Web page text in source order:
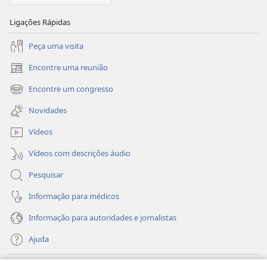
Ligações Rápidas
Peça uma visita
Encontre uma reunião
(abre
uma
nova
janela)
Encontre um congresso
(abre
uma
nova
janela)
Novidades
Vídeos
Vídeos com descrições áudio
Pesquisar
Informação para médicos
Informação para autoridades e jornalistas
Ajuda